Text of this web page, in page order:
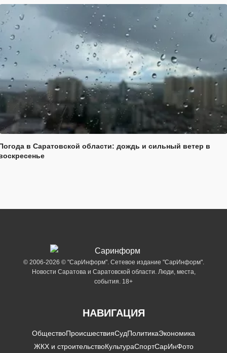
в Саратовской области: дождь и сильный ветер в
© 2006-2026 © "СарИнформ". Сетевое издание "СарИнформ".
Новости Саратова и Саратовской области. Люди, места,
события. 18+
НАВИГАЦИЯ
ОбществоПроисшествияСудПолитикаЭкономика
ЖКХ и строительствоКультураСпортСарИнФото